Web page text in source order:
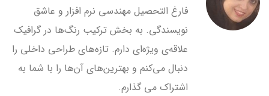
فارغ التحصیل مهندسی نرم افزار و عاشق
نویسندگی. به بخش ترکیب رنگ‌ها در گرافیک
علاقه‌ی ویژه‌ای دارم. تازه‌های طراحی داخلی را
دنبال می‌کنم و بهترین‌های آن‌ها را با شما به
اشتراک می گذارم.